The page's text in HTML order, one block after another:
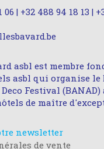
06 | +32 488 94 18 13 |
asbl est membre
asbl qui organise le
Festival
de maître
newsletter
de vente